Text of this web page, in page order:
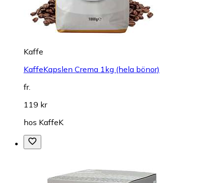
Kaffe
KaffeKapslen Crema 1kg (hela bönor)
fr.
119 kr
hos KaffeK